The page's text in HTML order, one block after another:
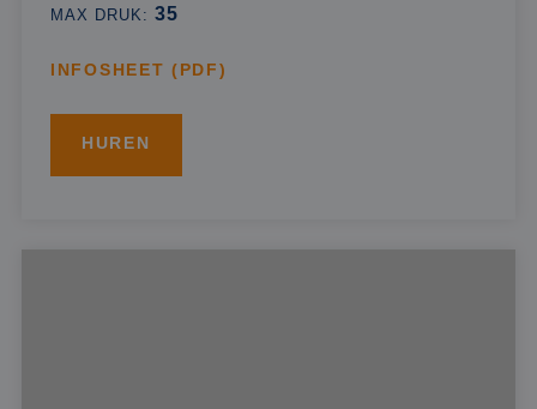
MAX DRUK: 35
INFOSHEET (PDF)
HUREN